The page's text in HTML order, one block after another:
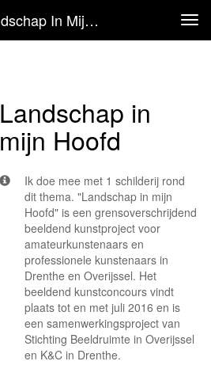
Saskia Obdeijn - Landschap In Mijn Hoofd
Landschap in
mijn Hoofd
Ik doe mee met 1 schilderij rond
dit thema. "Landschap in mijn
Hoofd" is een grensoverschrijdend
beeldend kunstproject voor
amateurkunstenaars en
professionele kunstenaars in
Drenthe en Overijssel. Het
beeldend kunstconcours vindt
plaats tot en met juli 2016 en is
een samenwerkingsproject van
Stichting Beeldruimte in Overijssel
en K&C in Drenthe.